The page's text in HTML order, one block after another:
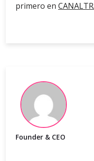
primero en
Founder & CEO